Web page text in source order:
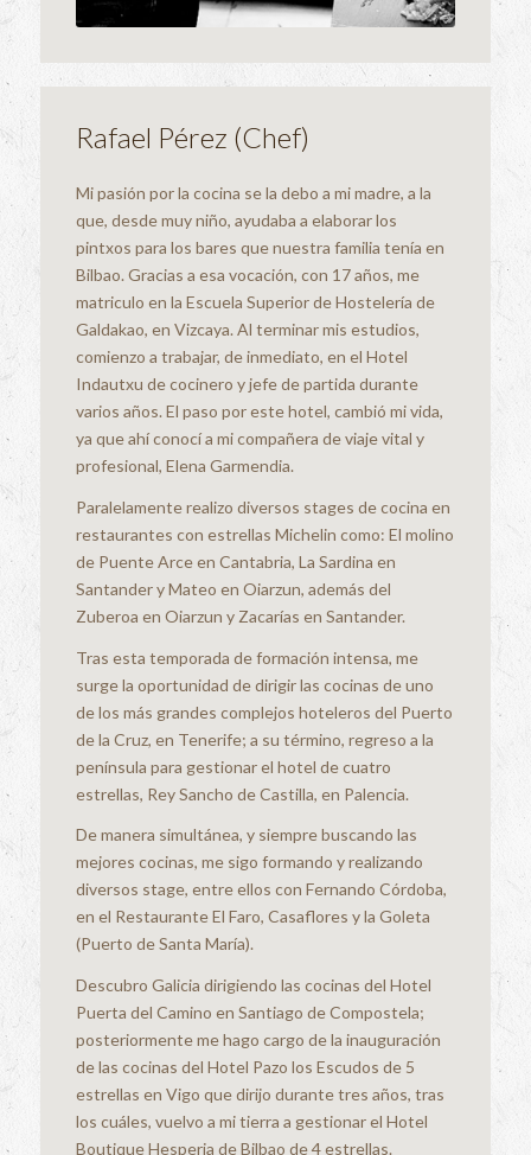
Rafael Pérez (Chef)
Mi pasión por la cocina se la debo a mi madre, a la
que, desde muy niño, ayudaba a elaborar los
pintxos para los bares que nuestra familia tenía en
Bilbao. Gracias a esa vocación, con 17 años, me
matriculo en la Escuela Superior de Hostelería de
Galdakao, en Vizcaya. Al terminar mis estudios,
comienzo a trabajar, de inmediato, en el Hotel
Indautxu de cocinero y jefe de partida durante
varios años. El paso por este hotel, cambió mi vida,
ya que ahí conocí a mi compañera de viaje vital y
profesional, Elena Garmendia.
Paralelamente realizo diversos stages de cocina en
restaurantes con estrellas Michelin como: El molino
de Puente Arce en Cantabria, La Sardina en
Santander y Mateo en Oiarzun, además del
Zuberoa en Oiarzun y Zacarías en Santander.
Tras esta temporada de formación intensa, me
surge la oportunidad de dirigir las cocinas de uno
de los más grandes complejos hoteleros del Puerto
de la Cruz, en Tenerife; a su término, regreso a la
península para gestionar el hotel de cuatro
estrellas, Rey Sancho de Castilla, en Palencia.
De manera simultánea, y siempre buscando las
mejores cocinas, me sigo formando y realizando
diversos stage, entre ellos con Fernando Córdoba,
en el Restaurante El Faro, Casaflores y la Goleta
(Puerto de Santa María).
Descubro Galicia dirigiendo las cocinas del Hotel
Puerta del Camino en Santiago de Compostela;
posteriormente me hago cargo de la inauguración
de las cocinas del Hotel Pazo los Escudos de 5
estrellas en Vigo que dirijo durante tres años, tras
los cuáles, vuelvo a mi tierra a gestionar el Hotel
Boutique Hesperia de Bilbao de 4 estrellas.